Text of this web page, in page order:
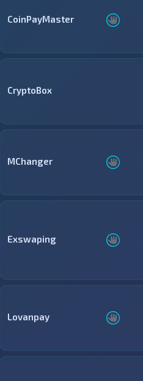
CoinPayMaster
CryptoBox
MChanger
Exswaping
Lovanpay